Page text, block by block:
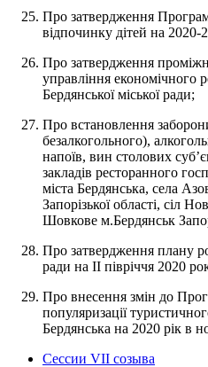
Про затвердження
відпочинку дітей на 2020-
Про затвердження
управління економічного
Бердянської міської ради;
Про встановлення
безалкогольного),
напоїв, вин столових
закладів ресторанного
міста Бердянська, села
Запорізької області, сіл
Шовкове м.Бердянськ
Про затвердження плану
ради на IІ півріччя 2020
Про внесення змін до
популяризації
Бердянська на 2020 рік в
Сессии VII созыва